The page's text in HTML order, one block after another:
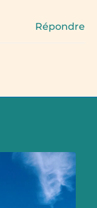
Répondre